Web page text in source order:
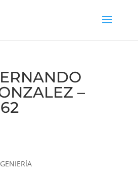
–